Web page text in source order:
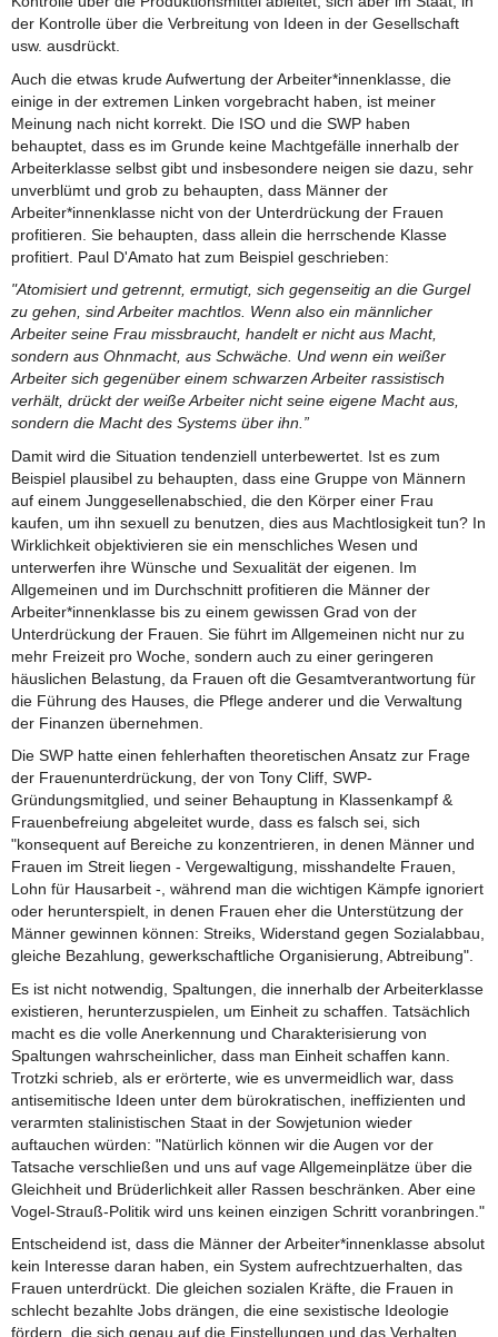
der Kontrolle über die Verbreitung von Ideen in der Gesellschaft
usw. ausdrückt.
Auch die etwas krude Aufwertung der Arbeiter*innenklasse, die
einige in der extremen Linken vorgebracht haben, ist meiner
Meinung nach nicht korrekt. Die ISO und die SWP haben
behauptet, dass es im Grunde keine Machtgefälle innerhalb der
Arbeiterklasse selbst gibt und insbesondere neigen sie dazu, sehr
unverblümt und grob zu behaupten, dass Männer der
Arbeiter*innenklasse nicht von der Unterdrückung der Frauen
profitieren. Sie behaupten, dass allein die herrschende Klasse
profitiert. Paul D'Amato hat zum Beispiel geschrieben:
"Atomisiert und getrennt, ermutigt, sich gegenseitig an die Gurgel
zu gehen, sind Arbeiter machtlos. Wenn also ein männlicher
Arbeiter seine Frau missbraucht, handelt er nicht aus Macht,
sondern aus Ohnmacht, aus Schwäche. Und wenn ein weißer
Arbeiter sich gegenüber einem schwarzen Arbeiter rassistisch
verhält, drückt der weiße Arbeiter nicht seine eigene Macht aus,
sondern die Macht des Systems über ihn.”
Damit wird die Situation tendenziell unterbewertet. Ist es zum
Beispiel plausibel zu behaupten, dass eine Gruppe von Männern
auf einem Junggesellenabschied, die den Körper einer Frau
kaufen, um ihn sexuell zu benutzen, dies aus Machtlosigkeit tun? In
Wirklichkeit objektivieren sie ein menschliches Wesen und
unterwerfen ihre Wünsche und Sexualität der eigenen. Im
Allgemeinen und im Durchschnitt profitieren die Männer der
Arbeiter*innenklasse bis zu einem gewissen Grad von der
Unterdrückung der Frauen. Sie führt im Allgemeinen nicht nur zu
mehr Freizeit pro Woche, sondern auch zu einer geringeren
häuslichen Belastung, da Frauen oft die Gesamtverantwortung für
die Führung des Hauses, die Pflege anderer und die Verwaltung
der Finanzen übernehmen.
Die SWP hatte einen fehlerhaften theoretischen Ansatz zur Frage
der Frauenunterdrückung, der von Tony Cliff, SWP-
Gründungsmitglied, und seiner Behauptung in Klassenkampf &
Frauenbefreiung abgeleitet wurde, dass es falsch sei, sich
"konsequent auf Bereiche zu konzentrieren, in denen Männer und
Frauen im Streit liegen - Vergewaltigung, misshandelte Frauen,
Lohn für Hausarbeit -, während man die wichtigen Kämpfe ignoriert
oder herunterspielt, in denen Frauen eher die Unterstützung der
Männer gewinnen können: Streiks, Widerstand gegen Sozialabbau,
gleiche Bezahlung, gewerkschaftliche Organisierung, Abtreibung".
Es ist nicht notwendig, Spaltungen, die innerhalb der Arbeiterklasse
existieren, herunterzuspielen, um Einheit zu schaffen. Tatsächlich
macht es die volle Anerkennung und Charakterisierung von
Spaltungen wahrscheinlicher, dass man Einheit schaffen kann.
Trotzki schrieb, als er erörterte, wie es unvermeidlich war, dass
antisemitische Ideen unter dem bürokratischen, ineffizienten und
verarmten stalinistischen Staat in der Sowjetunion wieder
auftauchen würden: "Natürlich können wir die Augen vor der
Tatsache verschließen und uns auf vage Allgemeinplätze über die
Gleichheit und Brüderlichkeit aller Rassen beschränken. Aber eine
Vogel-Strauß-Politik wird uns keinen einzigen Schritt voranbringen."
Entscheidend ist, dass die Männer der Arbeiter*innenklasse absolut
kein Interesse daran haben, ein System aufrechtzuerhalten, das
Frauen unterdrückt. Die gleichen sozialen Kräfte, die Frauen in
schlecht bezahlte Jobs drängen, die eine sexistische Ideologie
fördern, die sich genau auf die Einstellungen und das Verhalten